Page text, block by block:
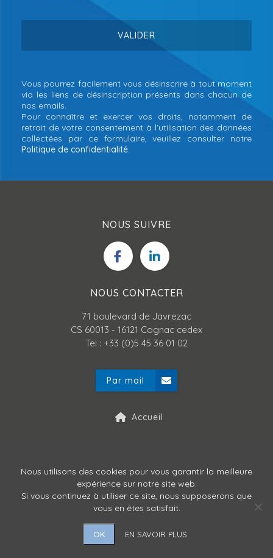
Vous pourrez facilement vous désinscrire à tout moment
via les liens de désinscription présents dans chacun de
nos emails.
Pour connaître et exercer vos droits, notamment de
retrait de votre consentement à l'utilisation des données
collectées par ce formulaire, veuillez consulter notre
Politique de confidentialité.
NOUS SUIVRE
NOUS CONTACTER
71 boulevard de Javrezac
CS 60013 - 16121 Cognac cedex
Tel : +33 (0)5 45 36 01 02
Par mail
Accueil
Politique de confidentialité
Nous utilisons des cookies pour vous garantir la meilleure
expérience sur notre site web.
Si vous continuez à utiliser ce site, nous supposerons que
vous en êtes satisfait.
OK EN SAVOIR PLUS